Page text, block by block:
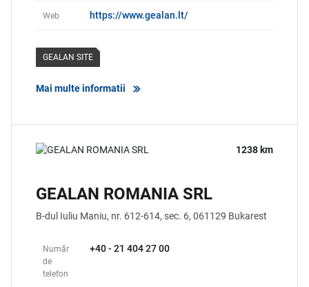
Web https://www.gealan.lt/
GEALAN SITE
Mai multe informatii
1238 km
GEALAN ROMANIA SRL
B-dul Iuliu Maniu, nr. 612-614, sec. 6, 061129 Bukarest
Număr
de
telefon
+40 - 21 404 27 00